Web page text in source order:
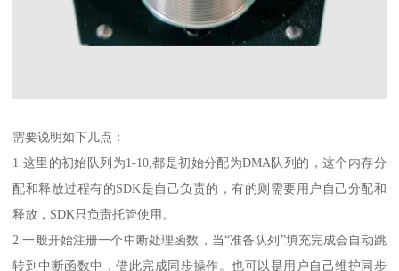
需要说明如下几点：
1.这里的初始队列为1-10,都是初始分配为DMA队列的，这个内存分
配和释放过程有的SDK是自己负责的，有的则需要用户自己分配和
释放，SDK只负责托管使用。
2.一般开始注册一个中断处理函数，当“准备队列”填充完成会自动跳
转到中断函数中，借此完成同步操作。也可以是用户自己维护同步